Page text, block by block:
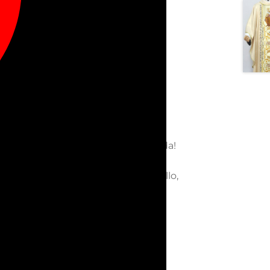
MÁS LIVIANA
fresca, liviana y con mejor caída!
estolón separable, cosido al cuello,